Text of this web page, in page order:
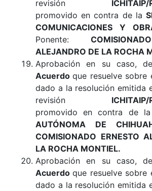
revisión ICHITAIP/
promovido en contra de la
COMUNICACIONES Y
Ponente:
ALEJANDRO DE LA ROCHA
Aprobación en su caso,
Acuerdoque resuelve sobre
dado a la resolución emitida
revisión ICHITAIP/
promovido en contra de la
AUTÓNOMA DE
COMISIONADO ERNESTO
LA ROCHA MONTIEL.
Aprobación en su caso,
Acuerdoque resuelve sobre
dado a la resolución emitida